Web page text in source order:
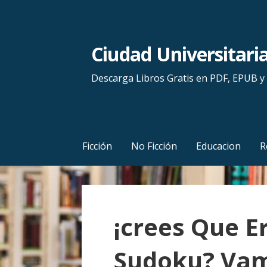
n
t
e
n
i
d
Ciudad
Descarga Libros Gratis en PDF, EPUB y
Ficción No Ficción Educacion
¡crees Que
Sudoku?